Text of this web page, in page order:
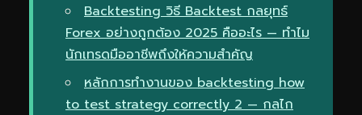
Backtesting วิธี Backtest กลยุทธ์
Forex อย่างถูกต้อง 2025 คืออะไร — ทำไม
นักเทรดมืออาชีพถึงให้ความสำคัญ
หลักการทำงานของ backtesting how
to test strategy correctly 2 — กลไก